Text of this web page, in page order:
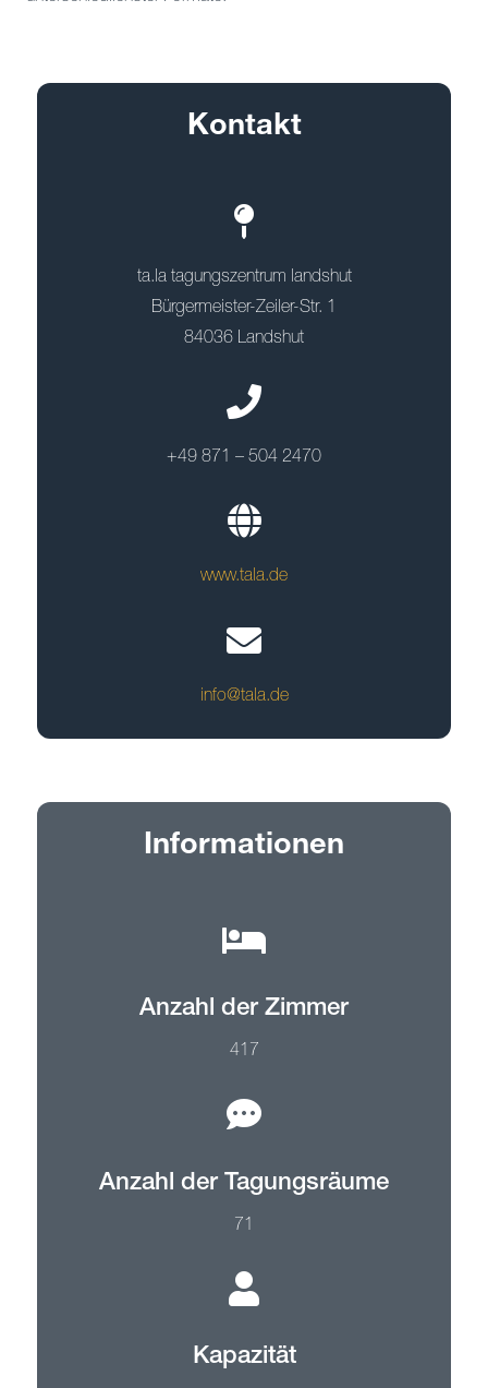
Kontakt
ta.la tagungszentrum landshut
Bürgermeister-Zeiler-Str. 1
84036 Landshut
+49 871 – 504 2470
www.tala.de
info@tala.de
Informationen
Anzahl der Zimmer
417
Anzahl der Tagungsräume
71
Kapazität